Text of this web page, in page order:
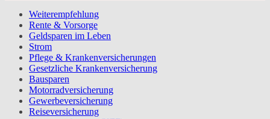
Weiterempfehlung
Rente & Vorsorge
Geldsparen im Leben
Strom
Pflege & Krankenversicherungen
Gesetzliche Krankenversicherung
Bausparen
Motorradversicherung
Gewerbeversicherung
Reiseversicherung